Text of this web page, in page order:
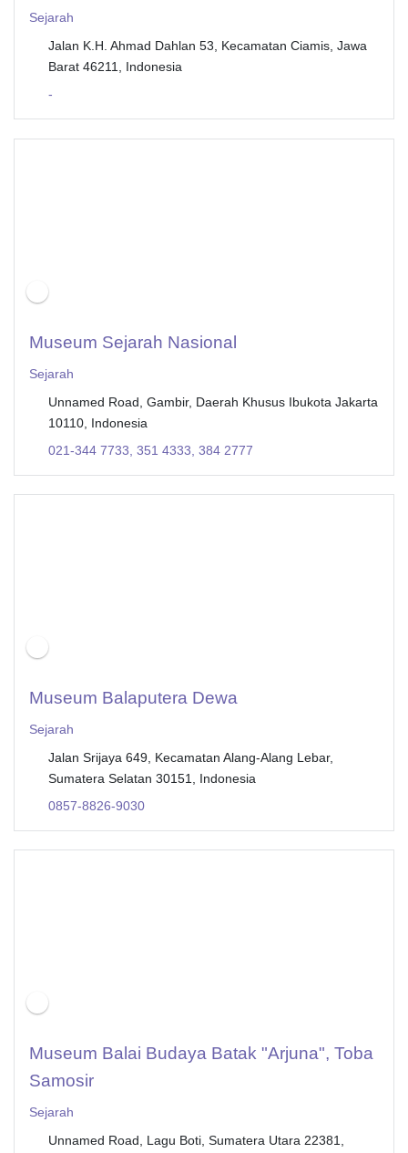
Sejarah
Jalan K.H. Ahmad Dahlan 53, Kecamatan Ciamis, Jawa
Barat 46211, Indonesia
-
Museum Sejarah Nasional
Sejarah
Unnamed Road, Gambir, Daerah Khusus Ibukota Jakarta
10110, Indonesia
021-344 7733, 351 4333, 384 2777
Museum Balaputera Dewa
Sejarah
Jalan Srijaya 649, Kecamatan Alang-Alang Lebar,
Sumatera Selatan 30151, Indonesia
0857-8826-9030
Museum Balai Budaya Batak "Arjuna", Toba
Samosir
Sejarah
Unnamed Road, Lagu Boti, Sumatera Utara 22381,